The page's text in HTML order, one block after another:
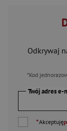
Odkrywaj
*Kod
Twój adres e-
*Akceptuję